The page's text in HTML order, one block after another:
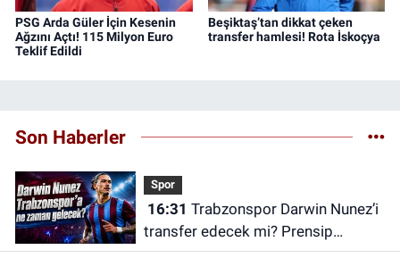
PSG Arda Güler İçin Kesenin
Ağzını Açtı! 115 Milyon Euro
Teklif Edildi
Beşiktaş’tan dikkat çeken
transfer hamlesi! Rota İskoçya
Son Haberler
Spor
16:31
transfer edecek mi? Prensip
anlaşması iddiası